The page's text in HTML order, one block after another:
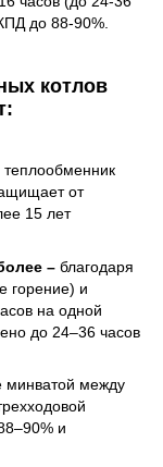
до 88-90%.
котлов
:
теплообменник
от
15 лет
– благодаря
горение) и
на одной
до 24–36 часов
минватой между
и